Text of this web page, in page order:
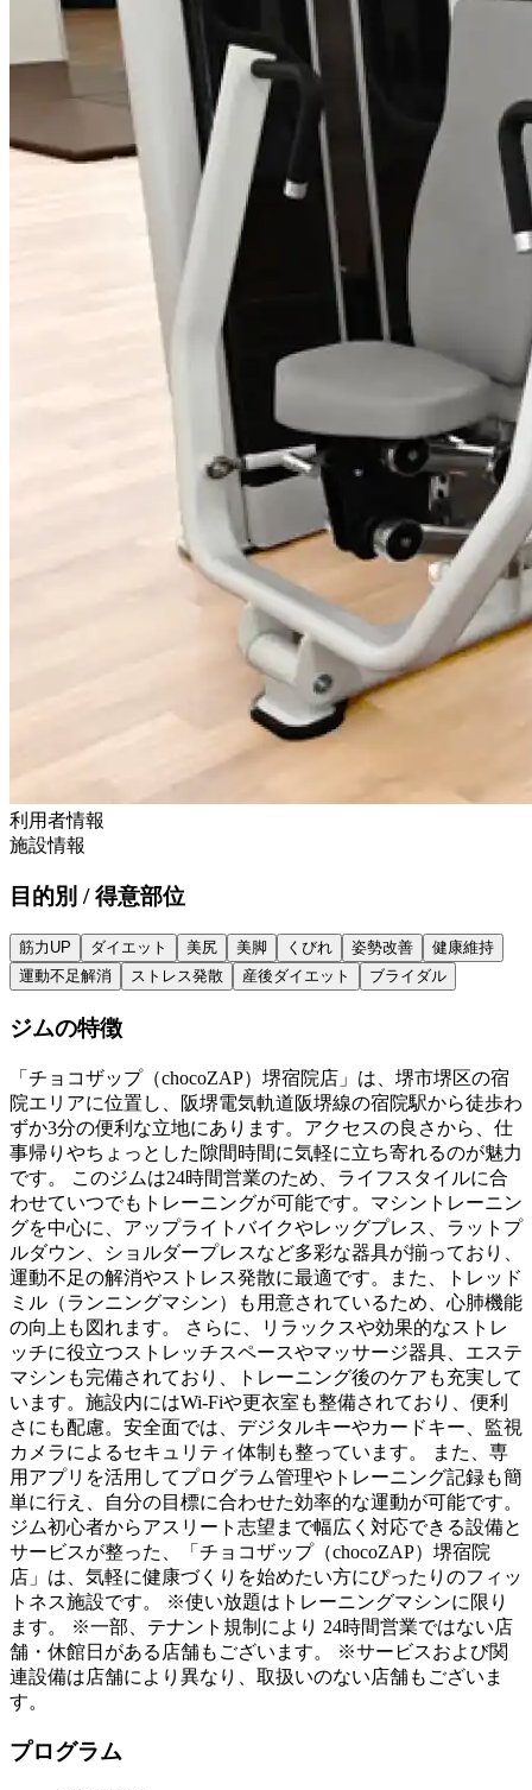
利用者情報
施設情報
目的別 / 得意部位
筋力UP ダイエット 美尻 美脚 くびれ 姿勢改善
健康維持
運動不足解消
ストレス発散 産後ダイエット ブライダル
ジムの特徴
「チョコザップ（chocoZAP）堺宿院店」は、堺市堺区の宿
院エリアに位置し、阪堺電気軌道阪堺線の宿院駅から徒歩わ
ずか3分の便利な立地にあります。アクセスの良さから、仕
事帰りやちょっとした隙間時間に気軽に立ち寄れるのが魅力
です。 このジムは24時間営業のため、ライフスタイルに合
わせていつでもトレーニングが可能です。マシントレーニン
グを中心に、アップライトバイクやレッグプレス、ラットプ
ルダウン、ショルダープレスなど多彩な器具が揃っており、
運動不足の解消やストレス発散に最適です。また、トレッド
ミル（ランニングマシン）も用意されているため、心肺機能
の向上も図れます。 さらに、リラックスや効果的なストレ
ッチに役立つストレッチスペースやマッサージ器具、エステ
マシンも完備されており、トレーニング後のケアも充実して
います。施設内にはWi-Fiや更衣室も整備されており、便利
さにも配慮。安全面では、デジタルキーやカードキー、監視
カメラによるセキュリティ体制も整っています。 また、専
用アプリを活用してプログラム管理やトレーニング記録も簡
単に行え、自分の目標に合わせた効率的な運動が可能です。
ジム初心者からアスリート志望まで幅広く対応できる設備と
サービスが整った、「チョコザップ（chocoZAP）堺宿院
店」は、気軽に健康づくりを始めたい方にぴったりのフィッ
トネス施設です。 ※使い放題はトレーニングマシンに限り
ます。 ※一部、テナント規制により 24時間営業ではない店
舗・休館日がある店舗もございます。 ※サービスおよび関
連設備は店舗により異なり、取扱いのない店舗もございま
す。
プログラム